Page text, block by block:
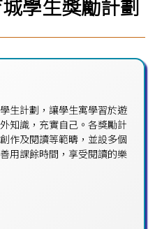
學生獎勵計劃
生計劃，讓學生寓學習於遊
知識，充實自己。各獎勵計
作及閱讀等範疇，並設多個
用課餘時間，享受閱讀的樂